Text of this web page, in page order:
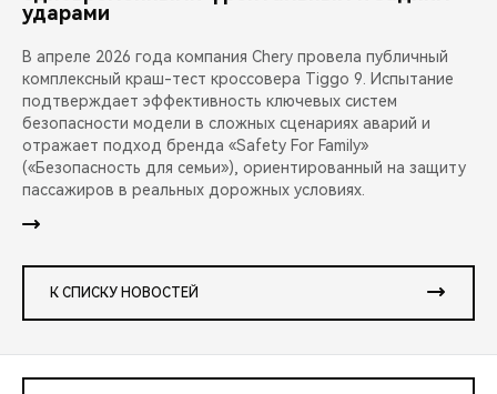
ударами
В апреле 2026 года компания Chery провела публичный
комплексный краш-тест кроссовера Tiggo 9. Испытание
подтверждает эффективность ключевых систем
безопасности модели в сложных сценариях аварий и
отражает подход бренда «Safety For Family»
(«Безопасность для семьи»), ориентированный на защиту
пассажиров в реальных дорожных условиях.
К СПИСКУ НОВОСТЕЙ